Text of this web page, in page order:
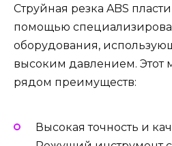
Струйная резка ABS
помощью
оборудования,
высоким давлением. Этот
рядом преимуществ:
Высокая точность и